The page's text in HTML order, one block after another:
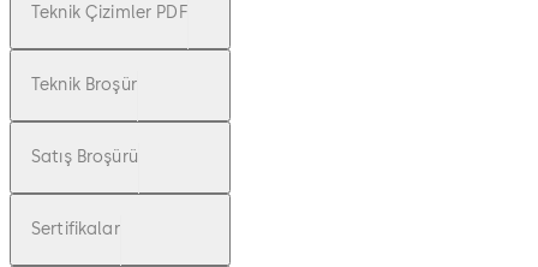
Teknik Çizimler PDF
Teknik Broşür
Satış Broşürü
Sertifikalar